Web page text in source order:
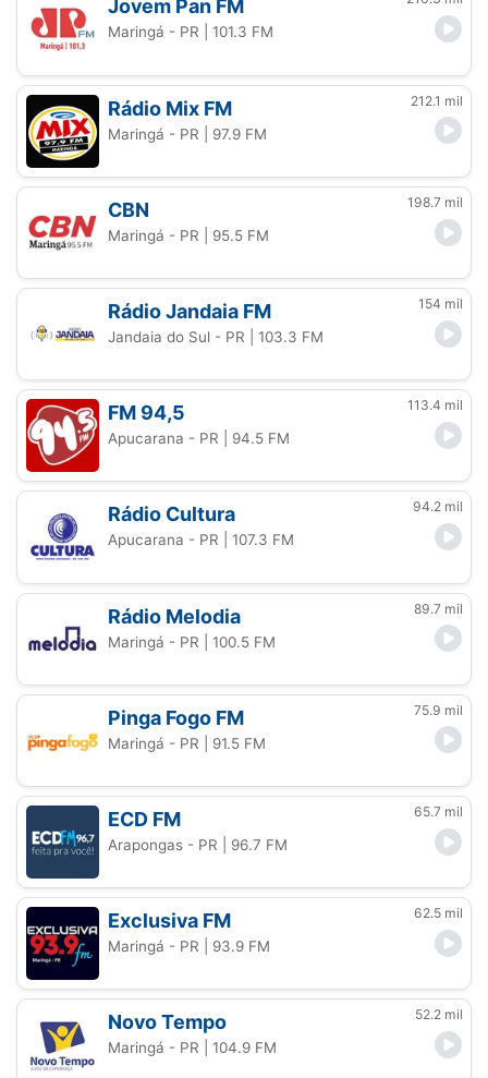
Jovem Pan FM
Maringá - PR | 101.3 FM
Rádio Mix FM 212.1 mil
Maringá - PR | 97.9 FM
CBN 198.7 mil
Maringá - PR | 95.5 FM
Rádio Jandaia FM 154 mil
Jandaia do Sul - PR | 103.3 FM
FM 94,5 113.4 mil
Apucarana - PR | 94.5 FM
Rádio Cultura 94.2 mil
Apucarana - PR | 107.3 FM
Rádio Melodia 89.7 mil
Maringá - PR | 100.5 FM
Pinga Fogo FM 75.9 mil
Maringá - PR | 91.5 FM
ECD FM 65.7 mil
Arapongas - PR | 96.7 FM
Exclusiva FM 62.5 mil
Maringá - PR | 93.9 FM
Novo Tempo 52.2 mil
Maringá - PR | 104.9 FM